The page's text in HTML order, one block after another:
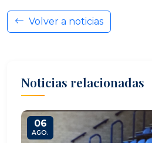
Volver a noticias
Noticias relacionadas
06
AGO.